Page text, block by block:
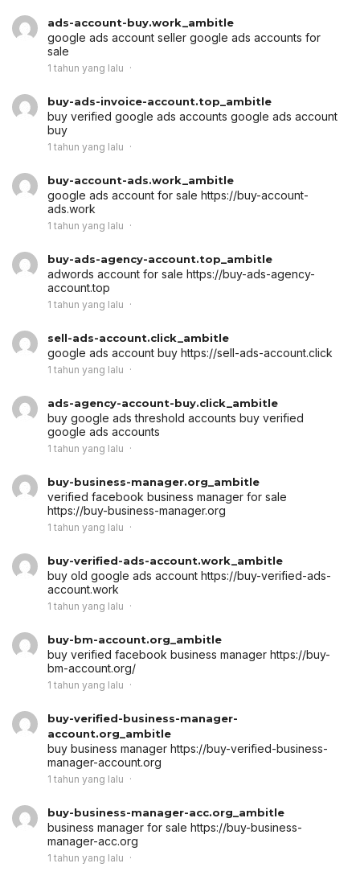
ads-account-buy.work_ambitle
google ads account seller google ads accounts for
sale
1 tahun yang lalu
buy-ads-invoice-account.top_ambitle
buy verified google ads accounts google ads account
buy
1 tahun yang lalu
buy-account-ads.work_ambitle
google ads account for sale https://buy-account-
ads.work
1 tahun yang lalu
buy-ads-agency-account.top_ambitle
adwords account for sale https://buy-ads-agency-
account.top
1 tahun yang lalu
sell-ads-account.click_ambitle
google ads account buy https://sell-ads-account.click
1 tahun yang lalu
ads-agency-account-buy.click_ambitle
buy google ads threshold accounts buy verified
google ads accounts
1 tahun yang lalu
buy-business-manager.org_ambitle
verified facebook business manager for sale
https://buy-business-manager.org
1 tahun yang lalu
buy-verified-ads-account.work_ambitle
buy old google ads account https://buy-verified-ads-
account.work
1 tahun yang lalu
buy-bm-account.org_ambitle
buy verified facebook business manager https://buy-
bm-account.org/
1 tahun yang lalu
buy-verified-business-manager-
account.org_ambitle
buy business manager https://buy-verified-business-
manager-account.org
1 tahun yang lalu
buy-business-manager-acc.org_ambitle
business manager for sale https://buy-business-
manager-acc.org
1 tahun yang lalu